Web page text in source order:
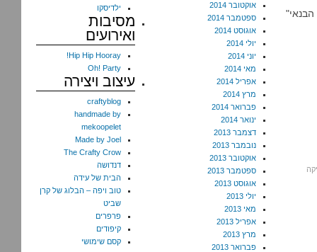
אוקטובר 2014
ספטמבר 2014
אוגוסט 2014
יולי 2014
יוני 2014
מאי 2014
אפריל 2014
מרץ 2014
פברואר 2014
ינואר 2014
דצמבר 2013
נובמבר 2013
אוקטובר 2013
ספטמבר 2013
אוגוסט 2013
יולי 2013
מאי 2013
אפריל 2013
מרץ 2013
פברואר 2013
ילדיסקו
מסיבות
ואירועים
Hip Hip Hooray!
Oh! Party
עיצוב ויצירה
craftyblog
handmade by
mekoopelet
Made by Joel
The Crafty Crow
דנדושה
הבית של עידה
טוב ויפה – הבלוג של קרן
שביט
פרפרים
קיפודים
קסם שימושי